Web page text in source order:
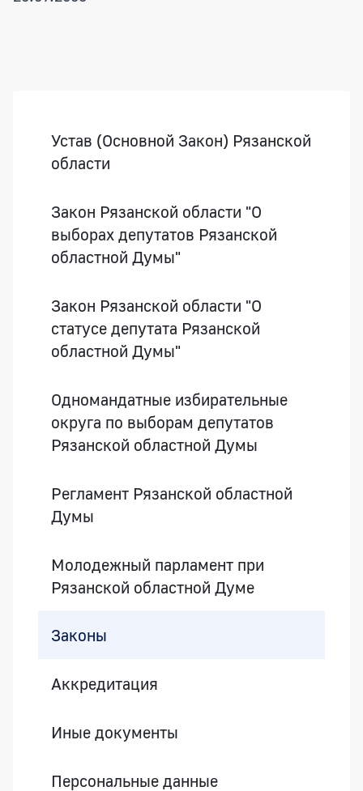
Устав (Основной Закон) Рязанской
области
Закон Рязанской области "О
выборах депутатов Рязанской
областной Думы"
Закон Рязанской области "О
статусе депутата Рязанской
областной Думы"
Одномандатные избирательные
округа по выборам депутатов
Рязанской областной Думы
Регламент Рязанской областной
Думы
Молодежный парламент при
Рязанской областной Думе
Законы
Аккредитация
Иные документы
Персональные данные